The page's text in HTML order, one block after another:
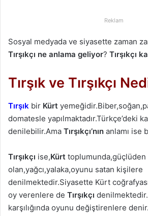
e
k
Reklam
Sosyal medyada ve siyasette zaman
Tırşıkçı ne anlama geliyor? Tırşıkçı
Tırşık ve Tırşıkçı
Tırşık bir Kürt
domatesle yapılmaktadır.Türkçe’deki
denilebilir.Ama Tırşıkçı’nın anlamı ise
Tırşıkçı ise,Kürt toplumunda,güçlüden
olan,yağcı,yalaka,oyunu satan kişilere
denilmektedir.Siyasette Kürt
oy verenlere de Tırşıkçı
karşılığında oyunu değiştirenlere denir.